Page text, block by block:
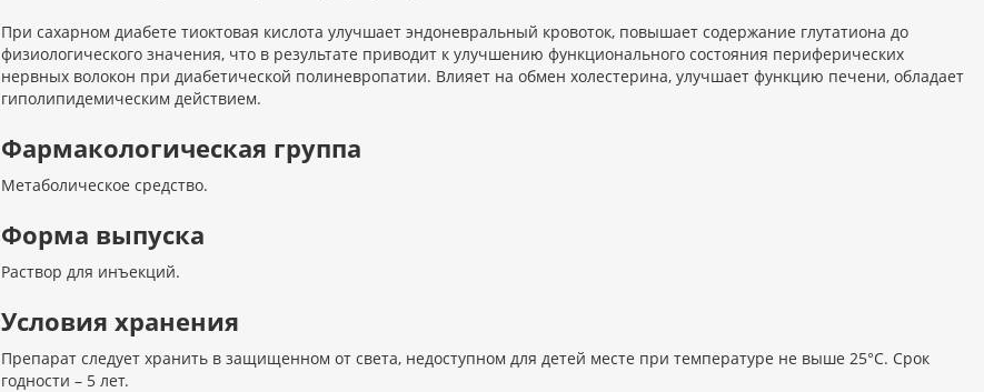
При сахарном диабете тиоктовая кислота улучшает эндоневральный кровоток, повышает содержание глутатиона до
физиологического значения, что в результате приводит к улучшению функционального состояния периферических
нервных волокон при диабетической полиневропатии. Влияет на обмен холестерина, улучшает функцию печени, обладает
гиполипидемическим действием.
Фармакологическая группа
Метаболическое средство.
Форма выпуска
Раствор для инъекций.
Условия хранения
Препарат следует хранить в защищенном от света, недоступном для детей месте при температуре не выше 25°С. Срок
годности – 5 лет.